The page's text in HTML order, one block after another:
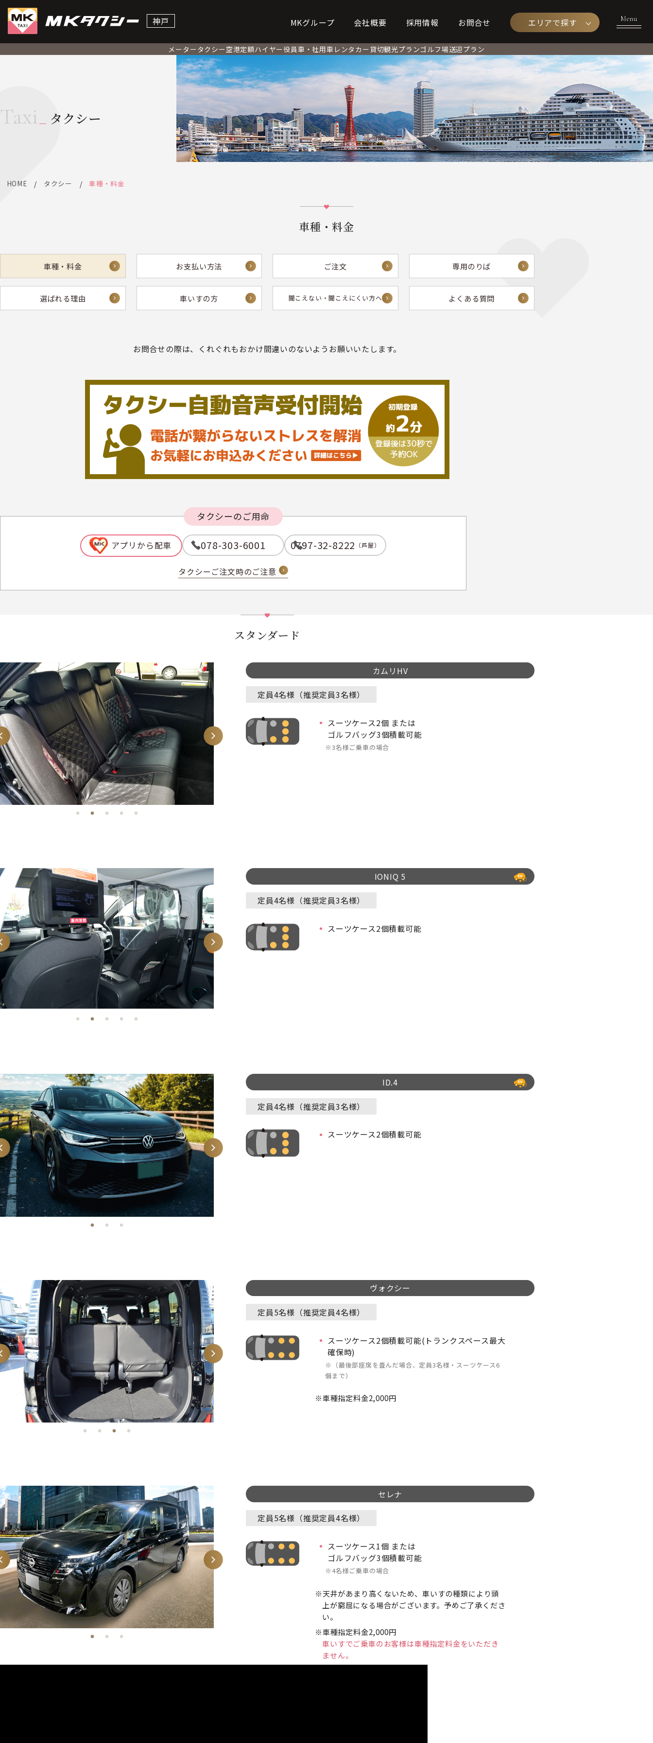
神戸 MKグループ 会社概要 採用情報 お問合せ エリアで探す
メータータクシー空港定額ハイヤー役員車・社用車 レンタカー貸切観光プランゴルフ場送迎プラン
Taxi タクシー
HOME タクシー 車種・料金
車種・料金
車種・料金 お支払い方法 ご注文 専用のりば
選ばれる理由 車いすの方 聞こえない・聞こえにくい方へ よくある質問
お問合せの際は、くれぐれもおかけ間違いのないようお願いいたします。
タクシーのご用命
アプリから配車 078-303-6001 0797-32-8222 （芦屋）
タクシーご注文時のご注意
スタンダード
カムリHV
定員4名様（推奨定員3名様）
スーツケース2個 または
ゴルフバッグ3個積載可能
3名様ご乗車の場合
IONIQ 5
定員4名様（推奨定員3名様）
スーツケース2個積載可能
ID.4
定員4名様（推奨定員3名様）
スーツケース2個積載可能
ヴォクシー
定員5名様（推奨定員4名様）
スーツケース2個積載可能(トランクスペース最大
確保時)
（最後部座席を畳んだ場合、定員3名様・スーツケース6
個まで）
車種指定料金2,000円
セレナ
定員5名様（推奨定員4名様）
スーツケース1個 または
ゴルフバッグ3個積載可能
4名様ご乗車の場合
天井があまり高くないため、車いすの種類により頭
上が窮屈になる場合がございます。予めご了承くださ
い。
車種指定料金2,000円
車いすでご乗車のお客様は車種指定料金をいただき
ません。